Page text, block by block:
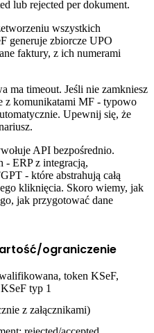
lub rejected per dokument.
wszystkich
generuje zbiorcze UPO
faktury, z ich numerami
ma timeout. Jeśli nie zamkniesz
z komunikatami MF - typowo
Upewnij się, że
API bezpośrednio.
- ERP z integracją,
- które abstrahują całą
kliknięcia. Skoro wiemy, jak
jak przygotować dane
ograniczenie
token KSeF,
typ 1
z załącznikami)